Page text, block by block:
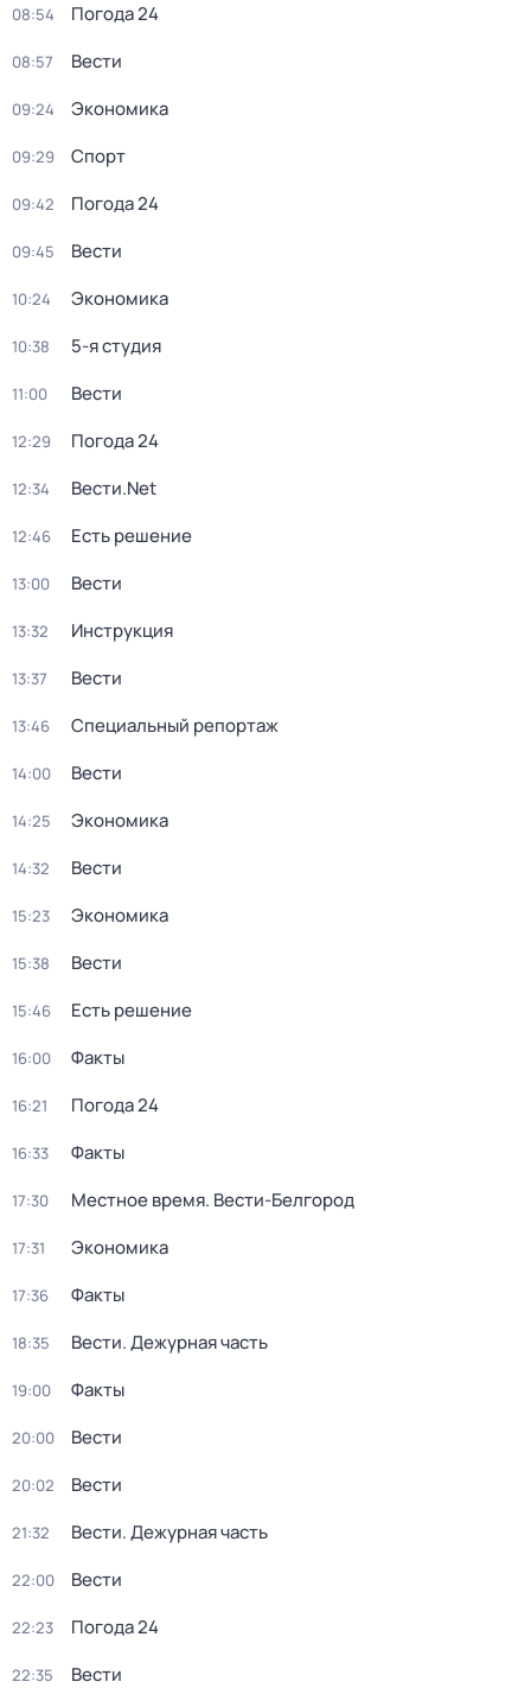
08:54 Погода 24
08:57 Вести
09:24 Экономика
09:29 Спорт
09:42 Погода 24
09:45 Вести
10:24 Экономика
10:38 5-я студия
11:00 Вести
12:29 Погода 24
12:34 Вести.Net
12:46 Есть решение
13:00 Вести
13:32 Инструкция
13:37 Вести
13:46 Специальный репортаж
14:00 Вести
14:25 Экономика
14:32 Вести
15:23 Экономика
15:38 Вести
15:46 Есть решение
16:00 Факты
16:21 Погода 24
16:33 Факты
17:30 Местное время. Вести-Белгород
17:31 Экономика
17:36 Факты
18:35 Вести. Дежурная часть
19:00 Факты
20:00 Вести
20:02 Вести
21:32 Вести. Дежурная часть
22:00 Вести
22:23 Погода 24
22:35 Вести